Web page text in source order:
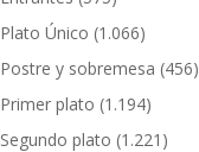
Plato Único (1.066)
Postre y sobremesa (456)
Primer plato (1.194)
Segundo plato (1.221)